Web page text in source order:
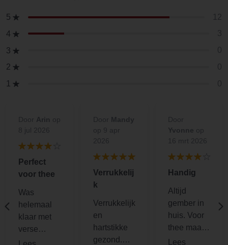
5
4
3
2
1
Perfect
voor thee
Was
helemaal
klaar met
verse
gember wat
Verrukkelij
k
Verrukkelijk
en
hartstikke
gezond.
Handig
Altijd
gember in
huis. Voor
thee maar
ook om